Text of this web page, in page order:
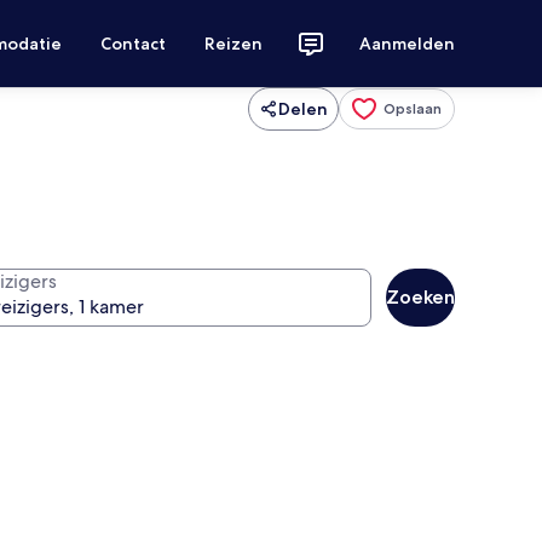
Contact Reizen Aanmelden
Delen Opslaan
Zoeken